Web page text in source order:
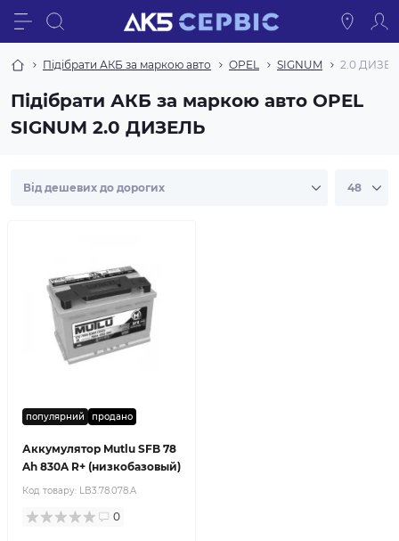
Підібрати АКБ за маркою авто OPEL SIGNUM 2.0
Підібрати АКБ за маркою авто OPEL
SIGNUM 2.0 ДИЗЕЛЬ
популярний продано
Аккумулятор Mutlu SFB 78
Ah 830A R+ (низкобазовый)
Код товару: LB3.78.078.A
0